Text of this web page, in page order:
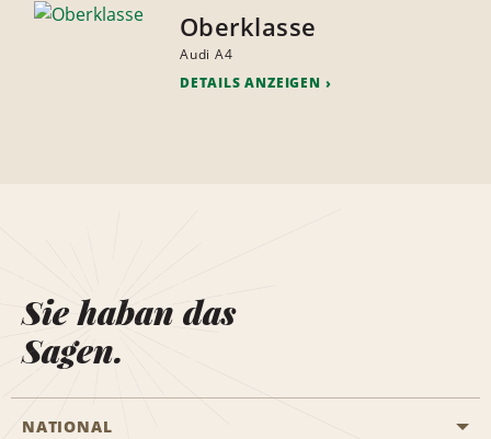
Oberklasse
Audi A4
DETAILS ANZEIGEN
Sie haban das
Sagen.
NATIONAL